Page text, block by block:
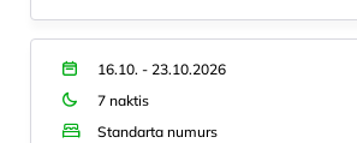
16.10. - 23.10.2026
7 naktis
Standarta numurs